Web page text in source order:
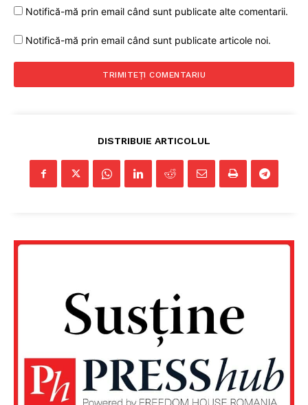
Notifică-mă prin email când sunt publicate alte comentarii.
Notifică-mă prin email când sunt publicate articole noi.
DISTRIBUIE ARTICOLUL